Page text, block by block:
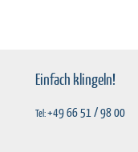
Einfach klingeln!
Tel:+49 66 51 / 98 00